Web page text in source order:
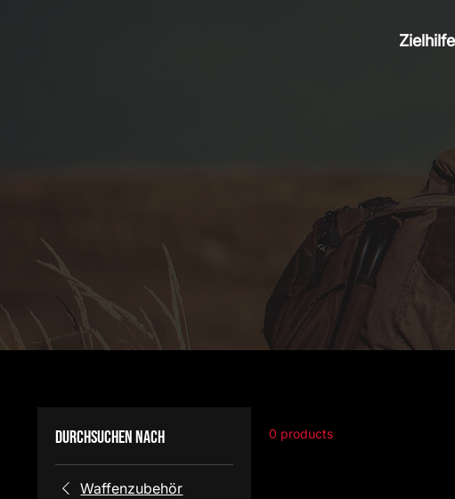
Durchsuchen nach
Waffenzubehör
0 products